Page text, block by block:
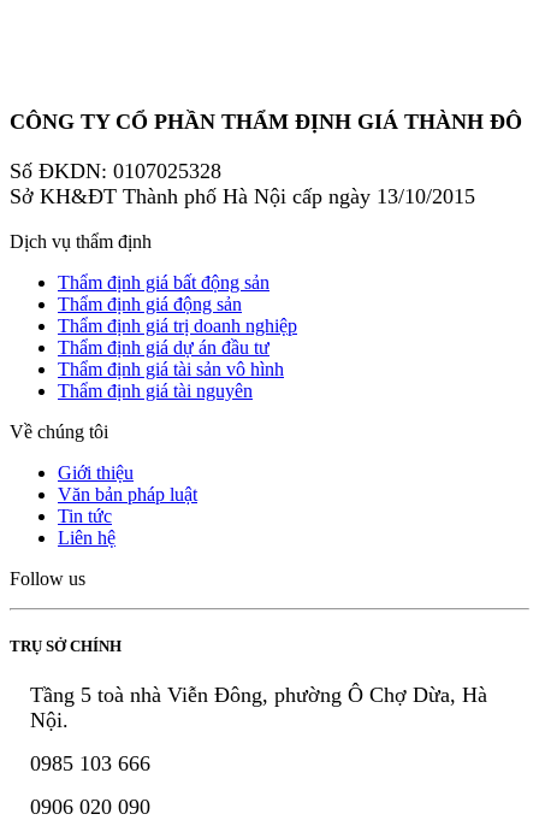
CÔNG TY CỔ PHẦN THẨM ĐỊNH GIÁ THÀNH ĐÔ
Số ĐKDN: 0107025328
Sở KH&ĐT Thành phố Hà Nội cấp ngày 13/10/2015
Dịch vụ thẩm định
Thẩm định giá bất động sản
Thẩm định giá động sản
Thẩm định giá trị doanh nghiệp
Thẩm định giá dự án đầu tư
Thẩm định giá tài sản vô hình
Thẩm định giá tài nguyên
Về chúng tôi
Giới thiệu
Văn bản pháp luật
Tin tức
Liên hệ
Follow us
TRỤ SỞ CHÍNH
Tầng 5 toà nhà Viễn Đông, phường Ô Chợ Dừa, Hà
Nội.
0985 103 666
0906 020 090